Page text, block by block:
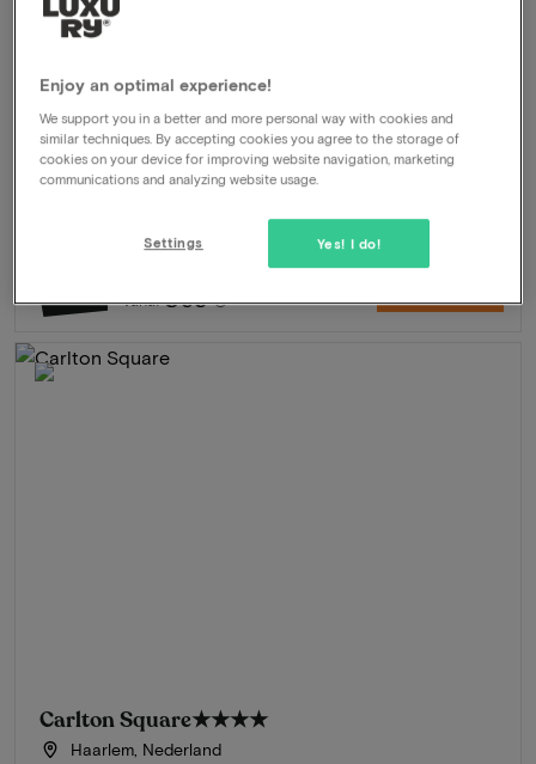
Arnhem, Nederland
Arrangement 2 nachten voor 2 personen inclusief:
Dagelijks ontbijt
4-Gangendiner in LOCALS (MICHELIN gids)
Vanaf 369
Carlton Square★★★★
Haarlem, Nederland
Enjoy an optimal experience!
We support you in a better and more personal way with cookies and
similar techniques. By accepting cookies you agree to the storage of
cookies on your device for improving website navigation, marketing
communications and analyzing website usage.
Yes! I do!
Settings